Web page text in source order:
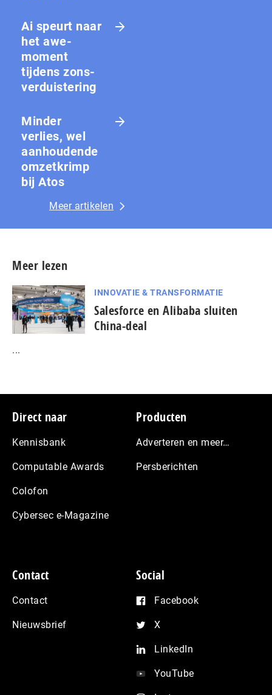
Ai speurt naar
het awe-
moment
tijdens zons­
ver­duis­te­ring
Minder
verlies, wel
aanhoudende
omzetkrimp
bij Atos
Meer artikelen
Meer lezen
INNOVATIE & TRANSFORMATIE
Salesforce en Alibaba sluiten
China-deal
...
Footer
Direct naar
Kennisbank
Computable Awards
Colofon
Cybersec e-Magazine
Producten
Adverteren en meer…
Persberichten
Contact
Contact
Nieuwsbrief
Social
Facebook
X
LinkedIn
YouTube